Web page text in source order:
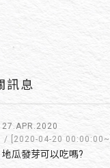
訊息
27.APR.2020
/ [2020-04-20 00:00:00~]
地瓜發芽可以吃嗎?